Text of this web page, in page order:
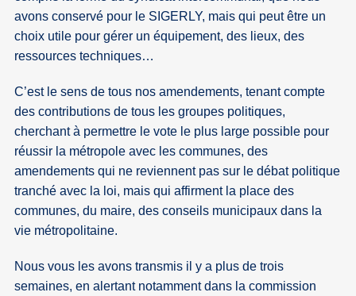
avons conservé pour le SIGERLY, mais qui peut être un
choix utile pour gérer un équipement, des lieux, des
ressources techniques…
C’est le sens de tous nos amendements, tenant compte
des contributions de tous les groupes politiques,
cherchant à permettre le vote le plus large possible pour
réussir la métropole avec les communes, des
amendements qui ne reviennent pas sur le débat politique
tranché avec la loi, mais qui affirment la place des
communes, du maire, des conseils municipaux dans la
vie métropolitaine.
Nous vous les avons transmis il y a plus de trois
semaines, en alertant notamment dans la commission